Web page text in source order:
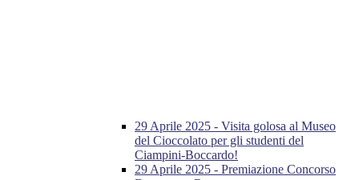
29 Aprile 2025 - Visita golosa al Museo
del Cioccolato per gli studenti del
Ciampini-Boccardo!
29 Aprile 2025 - Premiazione Concorso